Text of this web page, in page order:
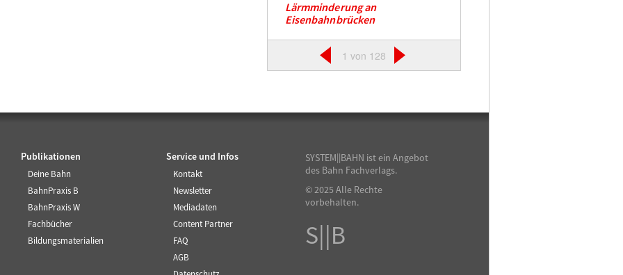
Lärmminderung an
Eisenbahnbrücken
1 von 128
Publikationen
Deine Bahn
BahnPraxis B
BahnPraxis W
Fachbücher
Bildungsmaterialien
Service und Infos
Kontakt
Newsletter
Mediadaten
Content Partner
FAQ
AGB
SYSTEM||BAHN ist ein Angebot
des Bahn Fachverlags.
© 2025 Alle Rechte
vorbehalten.
S||B